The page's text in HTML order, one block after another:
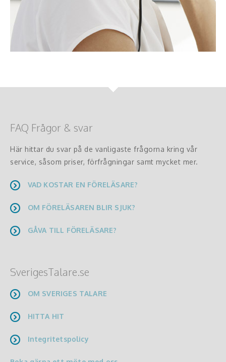
FAQ Frågor & svar
Här hittar du svar på de vanligaste frågorna kring vår
service, såsom priser, förfrågningar samt mycket mer.
VAD KOSTAR EN FÖRELÄSARE?
OM FÖRELÄSAREN BLIR SJUK?
GÅVA TILL FÖRELÄSARE?
SverigesTalare.se
OM SVERIGES TALARE
HITTA HIT
Integritetspolicy